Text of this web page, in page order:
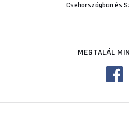
Csehországban és
MEGTALÁL